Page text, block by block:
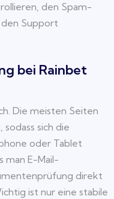
den Spam-
Support
bei Rainbet
Die meisten Seiten
sich die
oder Tablet
man E-Mail-
direkt
ist nur eine stabile